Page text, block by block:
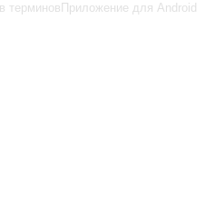
терминов Приложение для Android